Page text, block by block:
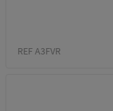
REF A3FVR